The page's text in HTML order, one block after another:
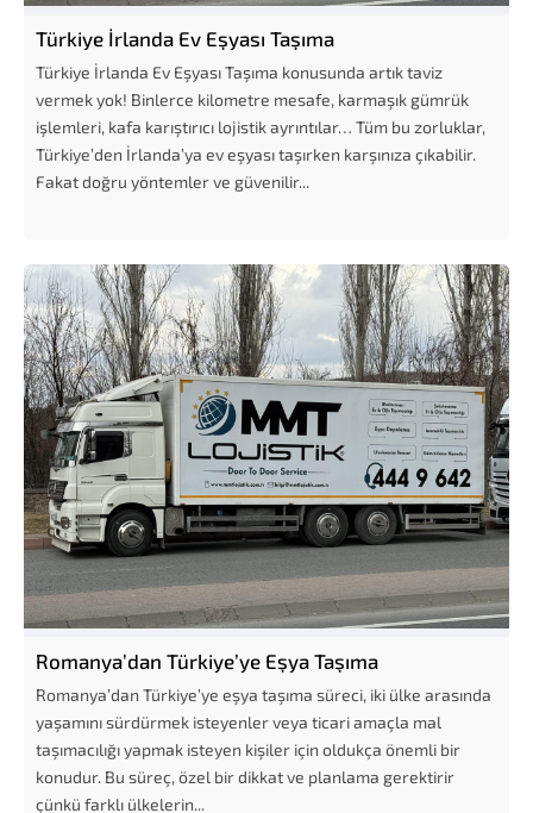
Türkiye İrlanda Ev Eşyası Taşıma
Türkiye İrlanda Ev Eşyası Taşıma konusunda artık taviz
vermek yok! Binlerce kilometre mesafe, karmaşık gümrük
işlemleri, kafa karıştırıcı lojistik ayrıntılar… Tüm bu zorluklar,
Türkiye’den İrlanda’ya ev eşyası taşırken karşınıza çıkabilir.
Fakat doğru yöntemler ve güvenilir...
Romanya’dan Türkiye’ye Eşya Taşıma
Romanya’dan Türkiye’ye eşya taşıma süreci, iki ülke arasında
yaşamını sürdürmek isteyenler veya ticari amaçla mal
taşımacılığı yapmak isteyen kişiler için oldukça önemli bir
konudur. Bu süreç, özel bir dikkat ve planlama gerektirir
çünkü farklı ülkelerin...